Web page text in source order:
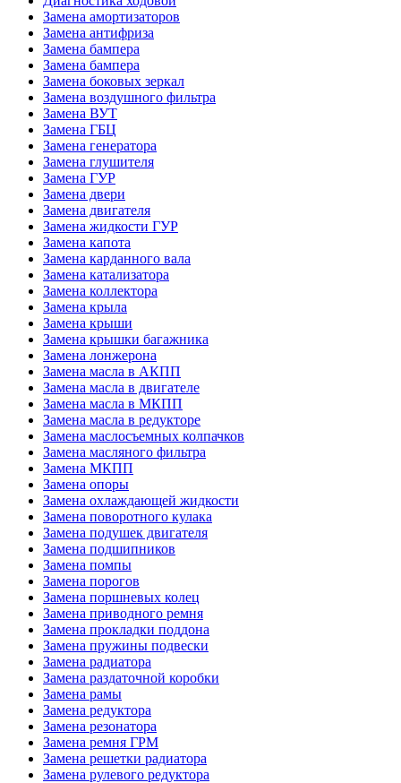
Замена амортизаторов
Замена антифриза
Замена бампера
Замена бампера
Замена боковых зеркал
Замена воздушного фильтра
Замена ВУТ
Замена ГБЦ
Замена генератора
Замена глушителя
Замена ГУР
Замена двери
Замена двигателя
Замена жидкости ГУР
Замена капота
Замена карданного вала
Замена катализатора
Замена коллектора
Замена крыла
Замена крыши
Замена крышки багажника
Замена лонжерона
Замена масла в АКПП
Замена масла в двигателе
Замена масла в МКПП
Замена масла в редукторе
Замена маслосъемных колпачков
Замена масляного фильтра
Замена МКПП
Замена опоры
Замена охлаждающей жидкости
Замена поворотного кулака
Замена подушек двигателя
Замена подшипников
Замена помпы
Замена порогов
Замена поршневых колец
Замена приводного ремня
Замена прокладки поддона
Замена пружины подвески
Замена радиатора
Замена раздаточной коробки
Замена рамы
Замена редуктора
Замена резонатора
Замена ремня ГРМ
Замена решетки радиатора
Замена рулевого редуктора